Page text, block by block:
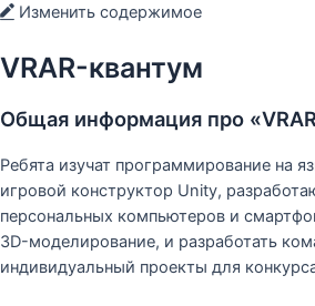
Изменить содержимое
VRAR-квантум
Общая информация про
Ребята изучат программирование на
игровой конструктор Unity,
персональных компьютеров и
3D-моделирование, и разработать
индивидуальный проекты для